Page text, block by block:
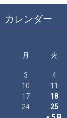
カレンダー
月
火
3
4
10
11
17
18
24
25